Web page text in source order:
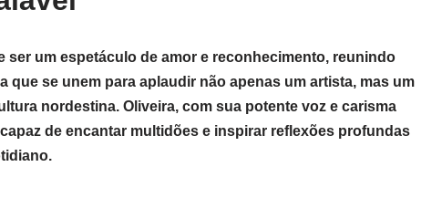
ser um espetáculo de amor e reconhecimento, reunindo
que se unem para aplaudir não apenas um artista, mas um
nordestina. Oliveira, com sua potente voz e carisma
de encantar multidões e inspirar reflexões profundas